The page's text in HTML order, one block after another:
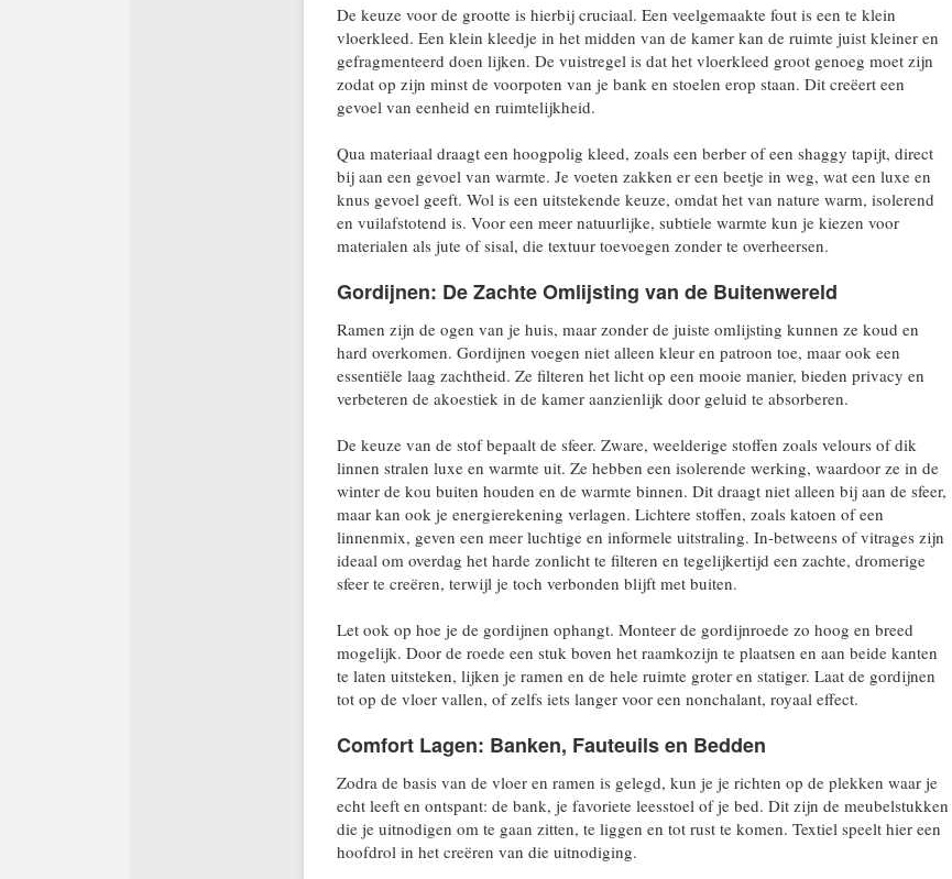
De keuze voor de grootte is hierbij cruciaal. Een veelgemaakte fout is een te klein
vloerkleed. Een klein kleedje in het midden van de kamer kan de ruimte juist kleiner en
gefragmenteerd doen lijken. De vuistregel is dat het vloerkleed groot genoeg moet zijn
zodat op zijn minst de voorpoten van je bank en stoelen erop staan. Dit creëert een
gevoel van eenheid en ruimtelijkheid.
Qua materiaal draagt een hoogpolig kleed, zoals een berber of een shaggy tapijt, direct
bij aan een gevoel van warmte. Je voeten zakken er een beetje in weg, wat een luxe en
knus gevoel geeft. Wol is een uitstekende keuze, omdat het van nature warm, isolerend
en vuilafstotend is. Voor een meer natuurlijke, subtiele warmte kun je kiezen voor
materialen als jute of sisal, die textuur toevoegen zonder te overheersen.
Gordijnen: De Zachte Omlijsting van de Buitenwereld
Ramen zijn de ogen van je huis, maar zonder de juiste omlijsting kunnen ze koud en
hard overkomen. Gordijnen voegen niet alleen kleur en patroon toe, maar ook een
essentiële laag zachtheid. Ze filteren het licht op een mooie manier, bieden privacy en
verbeteren de akoestiek in de kamer aanzienlijk door geluid te absorberen.
De keuze van de stof bepaalt de sfeer. Zware, weelderige stoffen zoals velours of dik
linnen stralen luxe en warmte uit. Ze hebben een isolerende werking, waardoor ze in de
winter de kou buiten houden en de warmte binnen. Dit draagt niet alleen bij aan de sfeer,
maar kan ook je energierekening verlagen. Lichtere stoffen, zoals katoen of een
linnenmix, geven een meer luchtige en informele uitstraling. In-betweens of vitrages zijn
ideaal om overdag het harde zonlicht te filteren en tegelijkertijd een zachte, dromerige
sfeer te creëren, terwijl je toch verbonden blijft met buiten.
Let ook op hoe je de gordijnen ophangt. Monteer de gordijnroede zo hoog en breed
mogelijk. Door de roede een stuk boven het raamkozijn te plaatsen en aan beide kanten
te laten uitsteken, lijken je ramen en de hele ruimte groter en statiger. Laat de gordijnen
tot op de vloer vallen, of zelfs iets langer voor een nonchalant, royaal effect.
Comfort Lagen: Banken, Fauteuils en Bedden
Zodra de basis van de vloer en ramen is gelegd, kun je je richten op de plekken waar je
echt leeft en ontspant: de bank, je favoriete leesstoel of je bed. Dit zijn de meubelstukken
die je uitnodigen om te gaan zitten, te liggen en tot rust te komen. Textiel speelt hier een
hoofdrol in het creëren van die uitnodiging.